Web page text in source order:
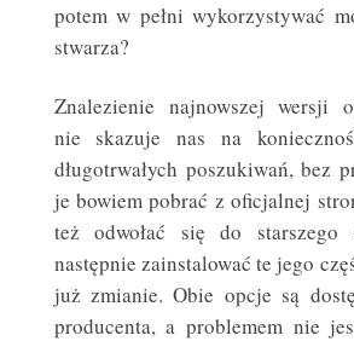
potem w pełni wykorzystywać
stwarza?
Znalezienie najnowszej wersji
nie skazuje nas na
długotrwałych poszukiwań, bez
je bowiem pobrać z oficjalnej
też odwołać się do starszego
następnie zainstalować te jego
już zmianie. Obie opcje są
producenta, a problemem nie